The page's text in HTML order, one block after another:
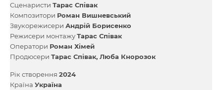
Сценаристи Тарас Співак
Композитори Роман Вишневський
Звукорежисери Андрій Борисенко
Режисери монтажуТарас Співак
Оператори Роман Хімей
Продюсери Тарас Співак Люба Кнорозок
Рік створення 2024
Країна Україна